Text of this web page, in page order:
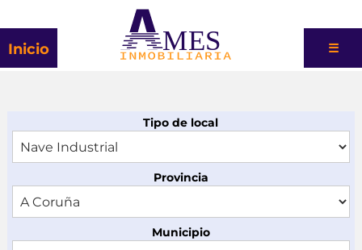
MES
Inicio ☰
Tipo de local
Provincia
Municipio